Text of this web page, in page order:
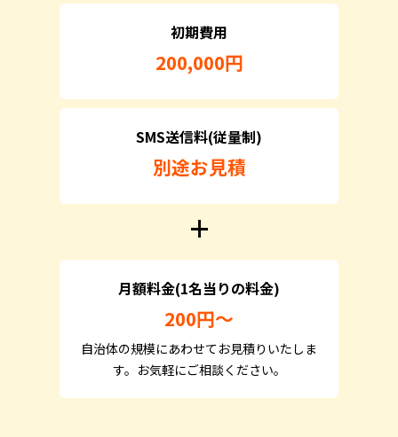
初期費用
200,000円
SMS送信料(従量制)
別途お見積
+
月額料金(1名当りの料金)
200円～
自治体の規模にあわせてお見積りいたしま
す。お気軽にご相談ください。